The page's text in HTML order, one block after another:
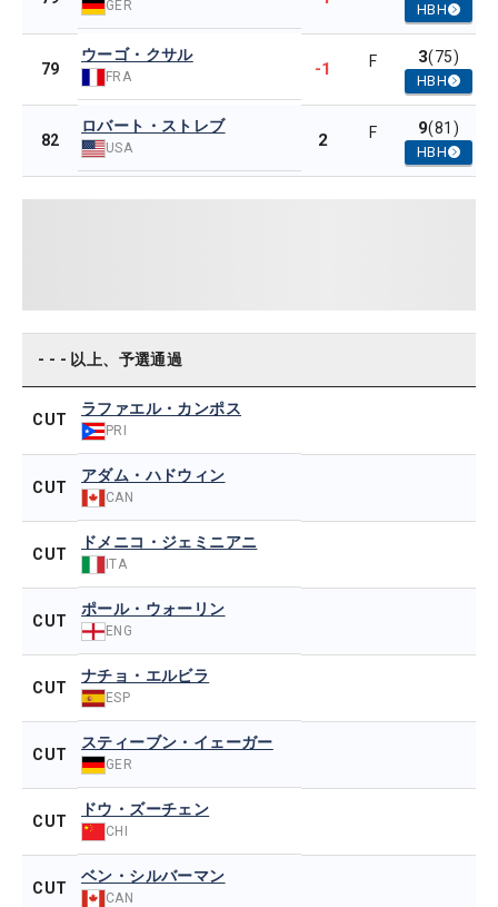
GER HBH
79
ウーゴ・クサル
FRA -1 F 3(75)
HBH
82
ロバート・ストレブ
USA 2 F 9(81)
HBH
- - - 以上、予選通過
CUT
ラファエル・カンポス
PRI
CUT
アダム・ハドウィン
CAN
CUT
ドメニコ・ジェミニアニ
ITA
CUT
ポール・ウォーリン
ENG
CUT
ナチョ・エルビラ
ESP
CUT
スティーブン・イェーガー
GER
CUT
ドウ・ズーチェン
CHI
CUT
ベン・シルバーマン
CAN